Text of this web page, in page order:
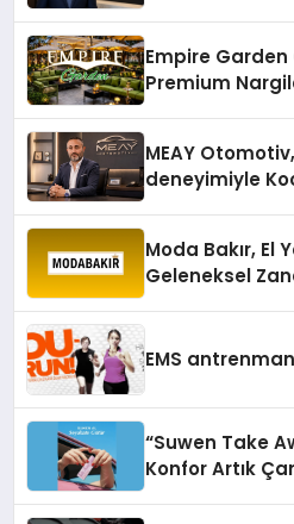
Empire
Premium
MEAY Otomotiv,
deneyimiyle
Moda Bakır, El
Geleneksel
EMS
“Suwen Take
Konfor Artık